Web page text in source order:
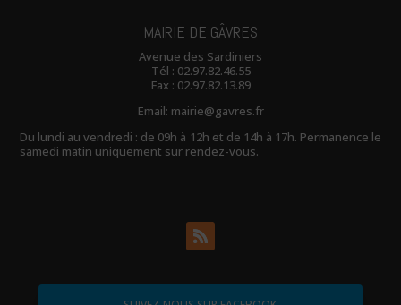
MAIRIE DE GÂVRES
Avenue des Sardiniers
Tél : 02.97.82.46.55
Fax : 02.97.82.13.89
Email: mairie@gavres.fr
Du lundi au vendredi : de 09h à 12h et de 14h à 17h. Permanence le
samedi matin uniquement sur rendez-vous.